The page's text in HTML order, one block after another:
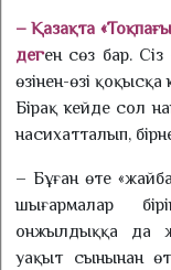
– Қазақта
де­ген сөз бар.
өзінен-өзі
Бірақ кейде сол
насихатталып,
– Бұған өте
шығармалар
онжылдыққа да
уақыт сынынан